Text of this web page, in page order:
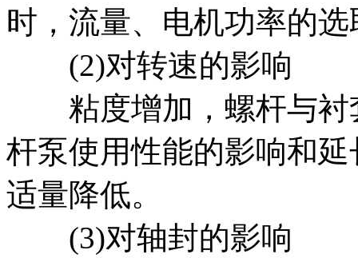
时，流量、电机功率的
(2)对转速的影响
粘度增加，螺杆与衬
杆泵使用性能的影响和
适量降低。
(3)对轴封的影响